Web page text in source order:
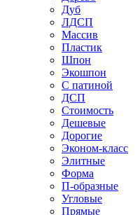
Дуб
ЛДСП
Массив
Пластик
Шпон
Экошпон
С патиной
ДСП
Стоимость
Дешевые
Дорогие
Эконом-класс
Элитные
Форма
П-образные
Угловые
Прямые